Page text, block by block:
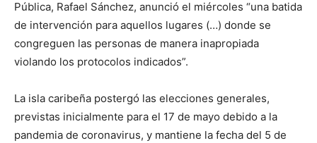
Pública, Rafael Sánchez, anunció el miércoles “una batida
de intervención para aquellos lugares (…) donde se
congreguen las personas de manera inapropiada
violando los protocolos indicados”.
La isla caribeña postergó las elecciones generales,
previstas inicialmente para el 17 de mayo debido a la
pandemia de coronavirus, y mantiene la fecha del 5 de